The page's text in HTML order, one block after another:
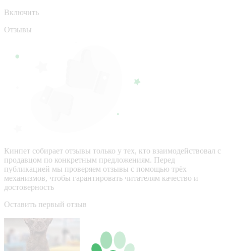
Включить
Отзывы
Кинпет собирает отзывы только у тех, кто взаимодействовал с
продавцом по конкретным предложениям. Перед
публикацией мы проверяем отзывы с помощью трёх
механизмов, чтобы гарантировать читателям качество и
достоверность
Оставить первый отзыв